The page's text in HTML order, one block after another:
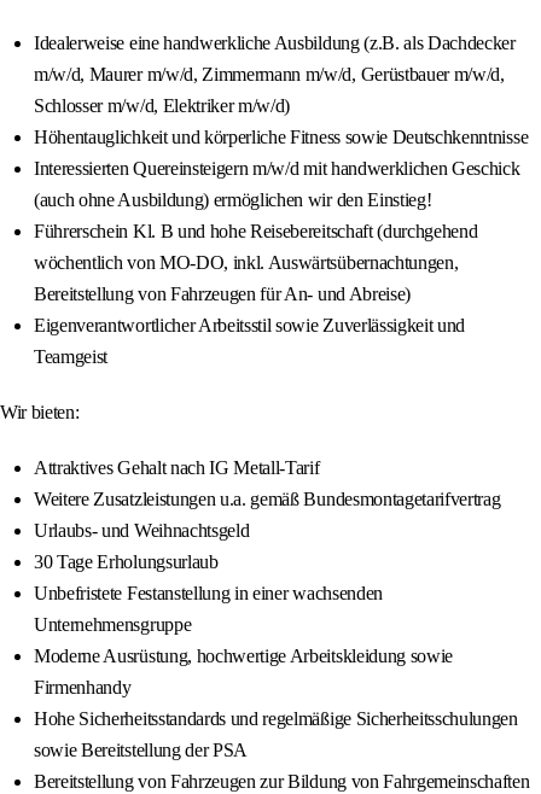
Idealerweise eine handwerkliche Ausbildung (z.B. als Dachdecker
m/w/d, Maurer m/w/d, Zimmermann m/w/d, Gerüstbauer m/w/d,
Schlosser m/w/d, Elektriker m/w/d)
Höhentauglichkeit und körperliche Fitness sowie Deutschkenntnisse
Interessierten Quereinsteigern m/w/d mit handwerklichen Geschick
(auch ohne Ausbildung) ermöglichen wir den Einstieg!
Führerschein Kl. B und hohe Reisebereitschaft (durchgehend
wöchentlich von MO-DO, inkl. Auswärtsübernachtungen,
Bereitstellung von Fahrzeugen für An- und Abreise)
Eigenverantwortlicher Arbeitsstil sowie Zuverlässigkeit und
Teamgeist
Wir bieten:
Attraktives Gehalt nach IG Metall-Tarif
Weitere Zusatzleistungen u.a. gemäß Bundesmontagetarifvertrag
Urlaubs- und Weihnachtsgeld
30 Tage Erholungsurlaub
Unbefristete Festanstellung in einer wachsenden
Unternehmensgruppe
Moderne Ausrüstung, hochwertige Arbeitskleidung sowie
Firmenhandy
Hohe Sicherheitsstandards und regelmäßige Sicherheitsschulungen
sowie Bereitstellung der PSA
Bereitstellung von Fahrzeugen zur Bildung von Fahrgemeinschaften